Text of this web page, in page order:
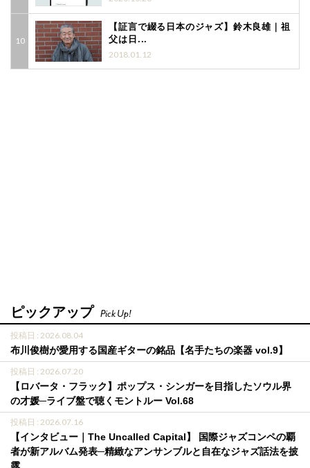
【証言で綴る日本のジャズ】鈴木良雄｜祖
父は日...
2018.01.12
ピックアップ Pick Up!
投稿日 : 2026.08.04
布川俊樹が愛用する国産ギターの銘品【名手たちの楽器 vol.9】
投稿日 : 2026.07.20
【ロバータ・フラック】ポップス・シンガーを目指したソウル界
の才媛─ライブ盤で聴くモントルー Vol.68
投稿日 : 2026.07.16
【インタビュー｜The Uncalled Capital】 国際ジャズコンペの覇
者が新アルバム発表─精緻なアンサンブルと自在なジャズ話法を披